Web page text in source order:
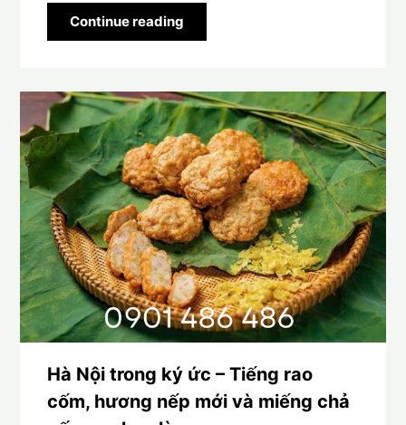
Continue reading
Hà Nội trong ký ức – Tiếng rao
cốm, hương nếp mới và miếng chả